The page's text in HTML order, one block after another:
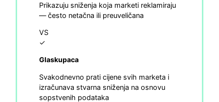
Prikazuju sniženja koja marketi reklamiraju
— često netačna ili preuveličana
VS
✓
Glaskupaca
Svakodnevno prati cijene svih marketa i
izračunava stvarna sniženja na osnovu
sopstvenih podataka